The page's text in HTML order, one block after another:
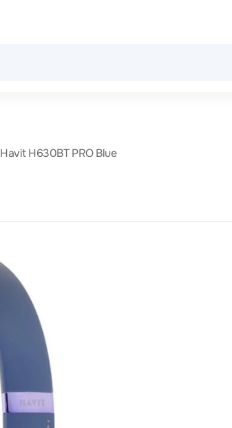
Havit H630BT PRO Blue